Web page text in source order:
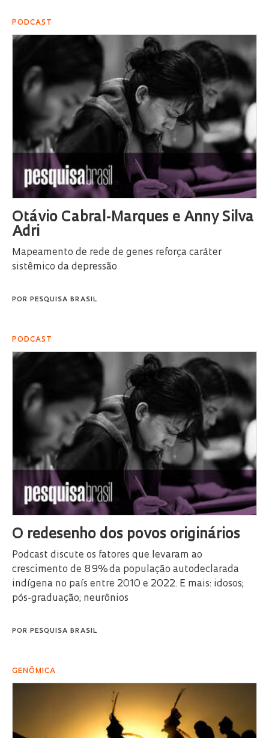
PODCAST
Otávio Cabral-Marques e Anny Silva
Adri
Mapeamento de rede de genes reforça caráter
sistêmico da depressão
POR PESQUISA BRASIL
PODCAST
O redesenho dos povos originários
Podcast discute os fatores que levaram ao
crescimento de 89% da população autodeclarada
indígena no país entre 2010 e 2022. E mais: idosos;
pós-graduação; neurônios
POR PESQUISA BRASIL
GENÔMICA